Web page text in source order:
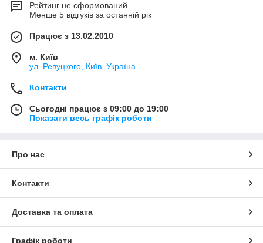
Рейтинг не сформований
Менше 5 відгуків за останній рік
Працює з 13.02.2010
м. Київ
ул. Ревуцкого, Київ, Україна
Контакти
Сьогодні працює з 09:00 до 19:00
Показати весь графік роботи
Про нас
Контакти
Доставка та оплата
Графік роботи